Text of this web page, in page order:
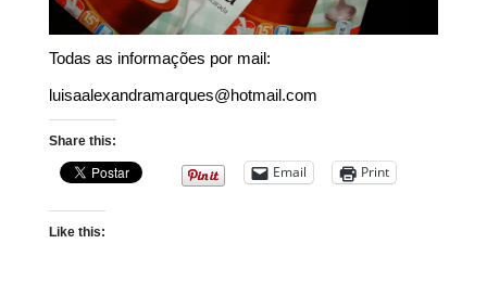
Todas as informações por mail:
luisaalexandramarques@hotmail.com
Share this:
Email Print
Like this: